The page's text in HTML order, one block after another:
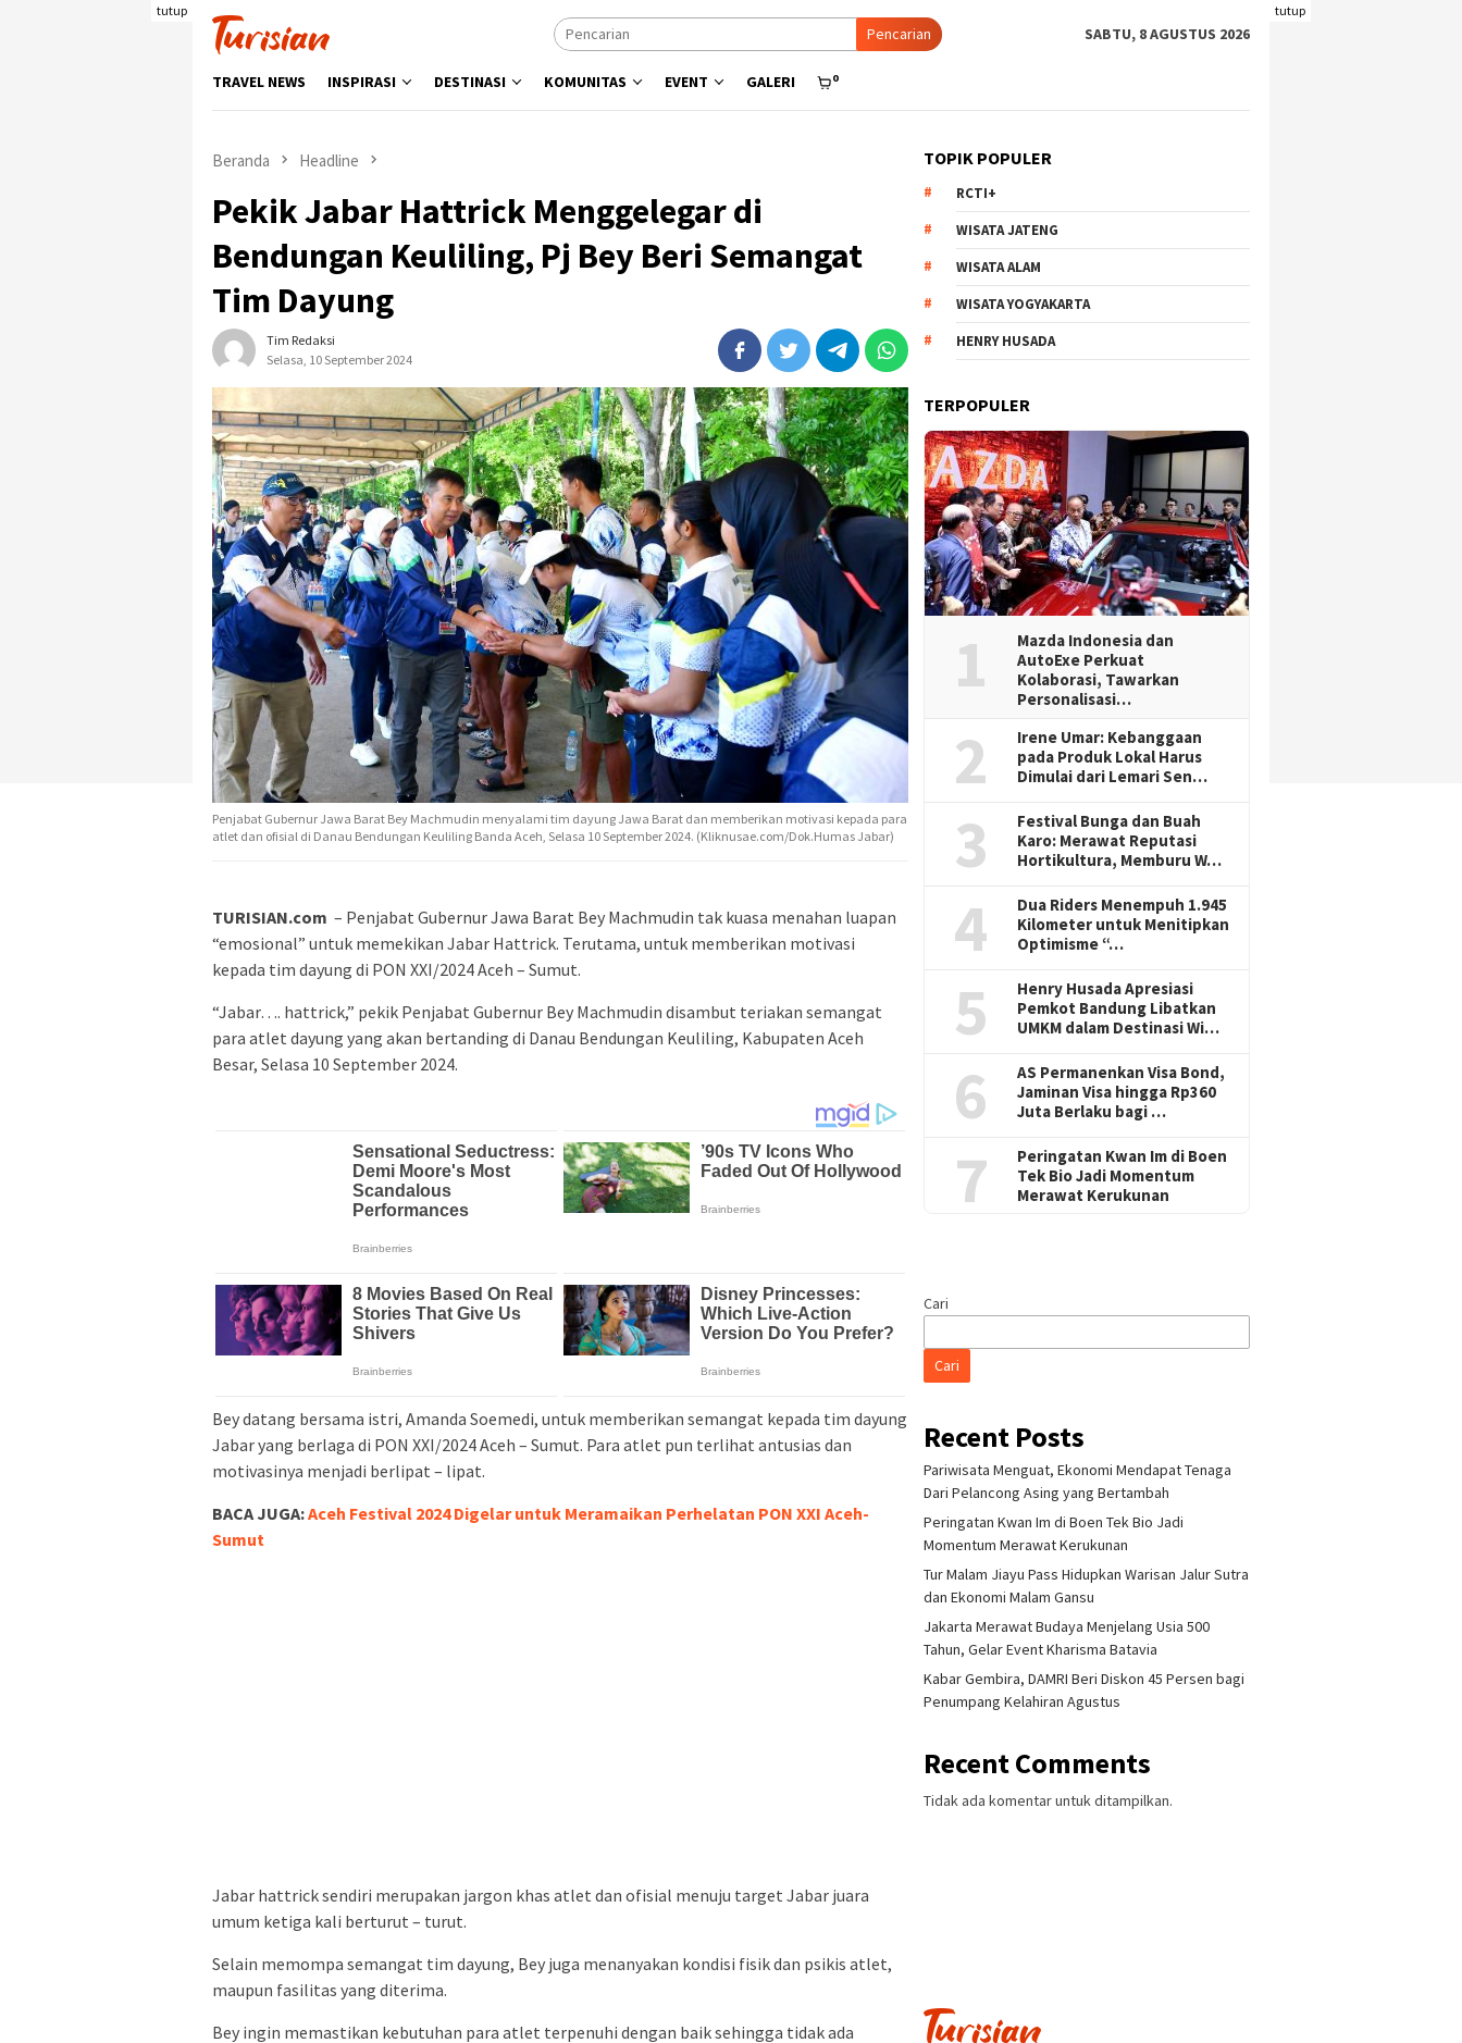
tutup tutup
Pencarian SABTU, 8 AGUSTUS 2026
TRAVEL NEWS INSPIRASI DESTINASI KOMUNITAS EVENT GALERI 0
Beranda Headline
Pekik Jabar Hattrick Menggelegar di
Bendungan Keuliling, Pj Bey Beri Semangat
Tim Dayung
Tim Redaksi
Selasa, 10 September 2024
Penjabat Gubernur Jawa Barat Bey Machmudin menyalami tim dayung Jawa Barat dan memberikan motivasi kepada para
atlet dan ofisial di Danau Bendungan Keuliling Banda Aceh, Selasa 10 September 2024. (Kliknusae.com/Dok.Humas Jabar)
TURISIAN.com – Penjabat Gubernur Jawa Barat Bey Machmudin tak kuasa menahan luapan
“emosional” untuk memekikan Jabar Hattrick. Terutama, untuk memberikan motivasi
kepada tim dayung di PON XXI/2024 Aceh – Sumut.
“Jabar…. hattrick,” pekik Penjabat Gubernur Bey Machmudin disambut teriakan semangat
para atlet dayung yang akan bertanding di Danau Bendungan Keuliling, Kabupaten Aceh
Besar, Selasa 10 September 2024.
Bey datang bersama istri, Amanda Soemedi, untuk memberikan semangat kepada tim dayung
Jabar yang berlaga di PON XXI/2024 Aceh – Sumut. Para atlet pun terlihat antusias dan
motivasinya menjadi berlipat – lipat.
BACA JUGA:Aceh Festival 2024 Digelar untuk Meramaikan Perhelatan PON XXI Aceh-
Sumut
Jabar hattrick sendiri merupakan jargon khas atlet dan ofisial menuju target Jabar juara
umum ketiga kali berturut – turut.
Selain memompa semangat tim dayung, Bey juga menanyakan kondisi fisik dan psikis atlet,
maupun fasilitas yang diterima.
Bey ingin memastikan kebutuhan para atlet terpenuhi dengan baik sehingga tidak ada
TOPIK POPULER
RCTI+
WISATA JATENG
WISATA ALAM
WISATA YOGYAKARTA
HENRY HUSADA
TERPOPULER
1
Mazda Indonesia dan
AutoExe Perkuat
Kolaborasi, Tawarkan
Personalisasi…
2
Irene Umar: Kebanggaan
pada Produk Lokal Harus
Dimulai dari Lemari Sen…
3
Festival Bunga dan Buah
Karo: Merawat Reputasi
Hortikultura, Memburu W…
4
Dua Riders Menempuh 1.945
Kilometer untuk Menitipkan
Optimisme “…
5
Henry Husada Apresiasi
Pemkot Bandung Libatkan
UMKM dalam Destinasi Wi…
6
AS Permanenkan Visa Bond,
Jaminan Visa hingga Rp360
Juta Berlaku bagi …
7
Peringatan Kwan Im di Boen
Tek Bio Jadi Momentum
Merawat Kerukunan
Cari
Cari
Recent Posts
Pariwisata Menguat, Ekonomi Mendapat Tenaga
Dari Pelancong Asing yang Bertambah
Peringatan Kwan Im di Boen Tek Bio Jadi
Momentum Merawat Kerukunan
Tur Malam Jiayu Pass Hidupkan Warisan Jalur Sutra
dan Ekonomi Malam Gansu
Jakarta Merawat Budaya Menjelang Usia 500
Tahun, Gelar Event Kharisma Batavia
Kabar Gembira, DAMRI Beri Diskon 45 Persen bagi
Penumpang Kelahiran Agustus
Recent Comments
Tidak ada komentar untuk ditampilkan.